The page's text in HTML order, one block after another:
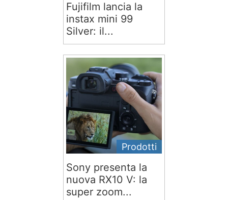
Fujifilm lancia la
instax mini 99
Silver: il...
Prodotti
Sony presenta la
nuova RX10 V: la
super zoom...